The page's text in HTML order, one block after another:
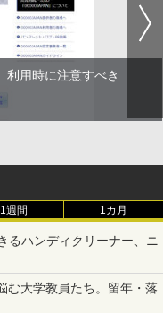
利用時に注意すべき
1週間 1カ月
るハンディクリーナー、ニ
む大学教員たち。留年・落